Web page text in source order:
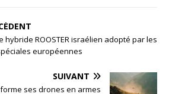
hybride ROOSTER israélien adopté par les
européennes
SUIVANT
ses drones en armes